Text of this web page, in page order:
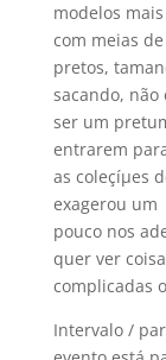
modelos
com meias
pretos,
sacando, não
ser um
entrarem
as coleçíµes
exagerou um
pouco nos
quer ver
complicadas
Intervalo /